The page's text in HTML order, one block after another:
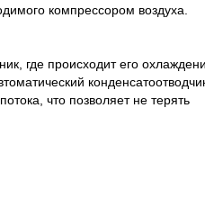
компрессором воздуха.
где происходит его
что позволяет не терять